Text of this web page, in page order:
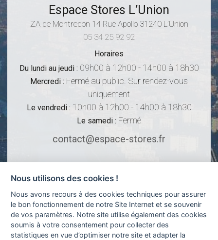
Espace Stores L’Union
ZA de Montredon 14 Rue Apollo 31240 L’Union
05 34 25 92 92
Horaires
Du lundi au jeudi : 09h00 à 12h00 - 14h00 à 18h30
Mercredi : Fermé au public. Sur rendez-vous
uniquement
Le vendredi : 10h00 à 12h00 - 14h00 à 18h30
Le samedi : Fermé
contact@espace-stores.fr
Nous utilisons des cookies !
Nous avons recours à des cookies techniques pour assurer
le bon fonctionnement de notre Site Internet et se souvenir
de vos paramètres. Notre site utilise également des cookies
soumis à votre consentement pour collecter des
statistiques en vue d’optimiser notre site et adapter la